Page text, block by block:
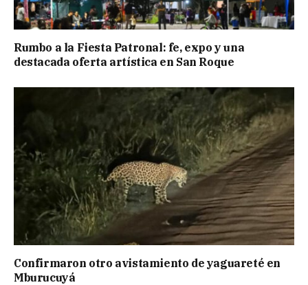
Rumbo a la Fiesta Patronal: fe, expo y una
destacada oferta artística en San Roque
Confirmaron otro avistamiento de yaguareté en
Mburucuyá